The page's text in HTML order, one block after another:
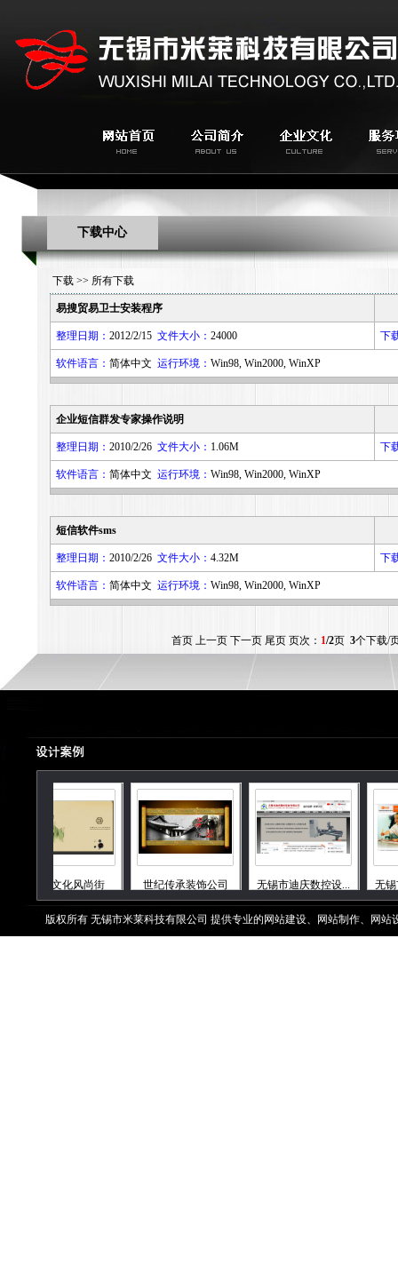
下载中心
下载 >> 所有下载
易搜贸易卫士安装程序
整理日期： 2012/2/15 文件大小： 24000 下
软件语言： 简体中文 运行环境： Win98, Win2000, WinXP
企业短信群发专家操作说明
整理日期： 2010/2/26 文件大小： 1.06M 下
软件语言： 简体中文 运行环境： Win98, Win2000, WinXP
短信软件sms
整理日期： 2010/2/26 文件大小： 4.32M 下
软件语言： 简体中文 运行环境： Win98, Win2000, WinXP
首页 上一页 下一页 尾页页次： 1/2页 3个下载/
历史文化风尚街 世纪传承装饰公司 无锡市迪庆数控设... 无锡市
版权所有 无锡市米莱科技有限公司 提供专业的网站建设、网站制作、网站